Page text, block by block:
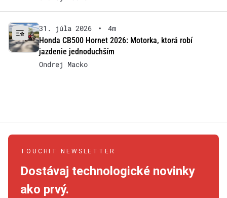
31. júla 2026 •
4m
Honda CB500 Hornet 2026: Motorka, ktorá robí
jazdenie jednoduchším
Ondrej Macko
TOUCHIT NEWSLETTER
Dostávaj technologické novinky
ako prvý.